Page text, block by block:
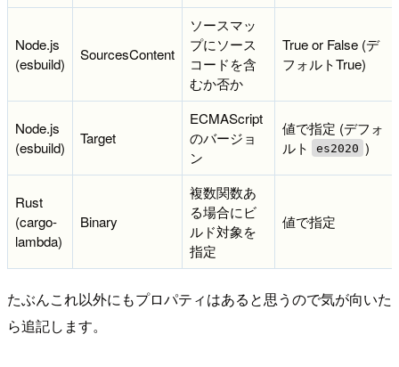
Node.js
(esbuild)
SourcesContent
ソースマッ
プにソース
コードを含
むか否か
True or False (デ
フォルトTrue)
Node.js
(esbuild)
Target
ECMAScript
のバージョ
ン
値で指定 (デフォ
ルト
es2020 )
Rust
(cargo-
lambda)
Binary
複数関数あ
る場合にビ
ルド対象を
指定
値で指定
たぶんこれ以外にもプロパティはあると思うので気が向いた
ら追記します。